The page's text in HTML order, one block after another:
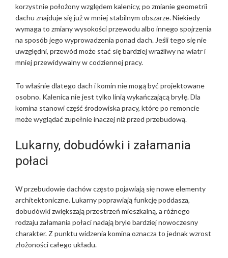
korzystnie położony względem kalenicy, po zmianie geometrii
dachu znajduje się już w mniej stabilnym obszarze. Niekiedy
wymaga to zmiany wysokości przewodu albo innego spojrzenia
na sposób jego wyprowadzenia ponad dach. Jeśli tego się nie
uwzględni, przewód może stać się bardziej wrażliwy na wiatr i
mniej przewidywalny w codziennej pracy.
To właśnie dlatego dach i komin nie mogą być projektowane
osobno. Kalenica nie jest tylko linią wykańczającą bryłę. Dla
komina stanowi część środowiska pracy, które po remoncie
może wyglądać zupełnie inaczej niż przed przebudową.
Lukarny, dobudówki i załamania
połaci
W przebudowie dachów często pojawiają się nowe elementy
architektoniczne. Lukarny poprawiają funkcję poddasza,
dobudówki zwiększają przestrzeń mieszkalną, a różnego
rodzaju załamania połaci nadają bryle bardziej nowoczesny
charakter. Z punktu widzenia komina oznacza to jednak wzrost
złożoności całego układu.